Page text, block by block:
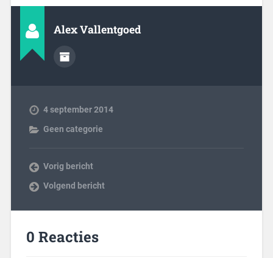
Alex Vallentgoed
4 september 2014
Geen categorie
Vorig bericht
Volgend bericht
0 Reacties